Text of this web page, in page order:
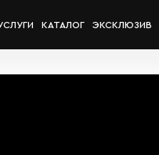
КАТАЛОГ ЭКСКЛЮЗИВ